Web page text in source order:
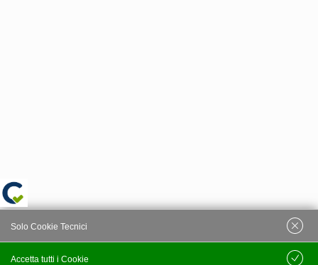
Accetta tutti i Cookie
Solo Cookie Tecnici
Salva